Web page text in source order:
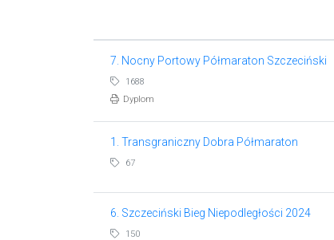
7. Nocny Portowy Półmaraton Szczeciński
1688
Dyplom
1. Transgraniczny Dobra Półmaraton
67
6. Szczeciński Bieg Niepodległości 2024
150